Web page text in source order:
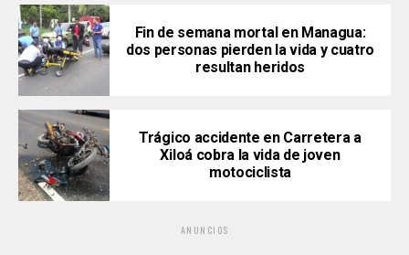
Fin de semana mortal en Managua:
dos personas pierden la vida y cuatro
resultan heridos
Trágico accidente en Carretera a
Xiloá cobra la vida de joven
motociclista
ANUNCIOS